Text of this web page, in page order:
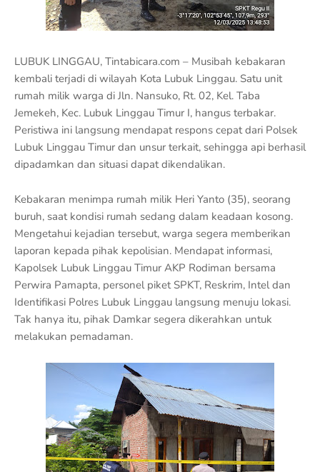
LUBUK LINGGAU, Tintabicara.com – Musibah kebakaran
kembali terjadi di wilayah Kota Lubuk Linggau. Satu unit
rumah milik warga di Jln. Nansuko, Rt. 02, Kel. Taba
Jemekeh, Kec. Lubuk Linggau Timur I, hangus terbakar.
Peristiwa ini langsung mendapat respons cepat dari Polsek
Lubuk Linggau Timur dan unsur terkait, sehingga api berhasil
dipadamkan dan situasi dapat dikendalikan.
Kebakaran menimpa rumah milik Heri Yanto (35), seorang
buruh, saat kondisi rumah sedang dalam keadaan kosong.
Mengetahui kejadian tersebut, warga segera memberikan
laporan kepada pihak kepolisian. Mendapat informasi,
Kapolsek Lubuk Linggau Timur AKP Rodiman bersama
Perwira Pamapta, personel piket SPKT, Reskrim, Intel dan
Identifikasi Polres Lubuk Linggau langsung menuju lokasi.
Tak hanya itu, pihak Damkar segera dikerahkan untuk
melakukan pemadaman.